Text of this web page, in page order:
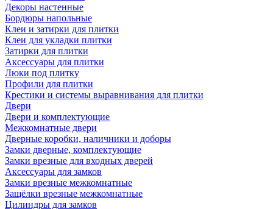
Декоры настенные
Бордюры напольные
Клеи и затирки для плитки
Клеи для укладки плитки
Затирки для плитки
Аксессуары для плитки
Люки под плитку
Профили для плитки
Крестики и системы выравнивания для плитки
Двери
Двери и комплектующие
Межкомнатные двери
Дверные коробки, наличники и доборы
Замки дверные, комплектующие
Замки врезные для входных дверей
Аксессуары для замков
Замки врезные межкомнатные
Защёлки врезные межкомнатные
Цилиндры для замков